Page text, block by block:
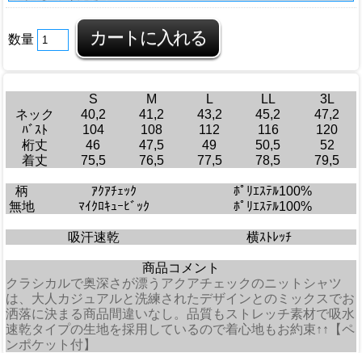
数量
S M L LL
3L
ネック
40,2 41,2 43,2 45,2
47,2
ﾊﾞｽﾄ
104 108 112 116
120
桁丈
46 47,5 49 50,5
52
着丈
75,5 76,5 77,5 78,5 79,5
柄 ｱｸｱﾁｪｯｸ
ﾎﾟﾘｴｽﾃﾙ100%
無地
ﾏｲｸﾛｷｭｰﾋﾞｯｸ ﾎﾟﾘｴｽﾃﾙ100%
吸汗速乾 横ｽﾄﾚｯﾁ
商品コメント
クラシカルで奥深さが漂うアクアチェックのニットシャツ
は、大人カジュアルと洗練されたデザインとのミックスでお
洒落に決まる商品間違いなし。品質もストレッチ素材で吸水
速乾タイプの生地を採用しているので着心地もお約束↑↑【ペ
ンポケット付】